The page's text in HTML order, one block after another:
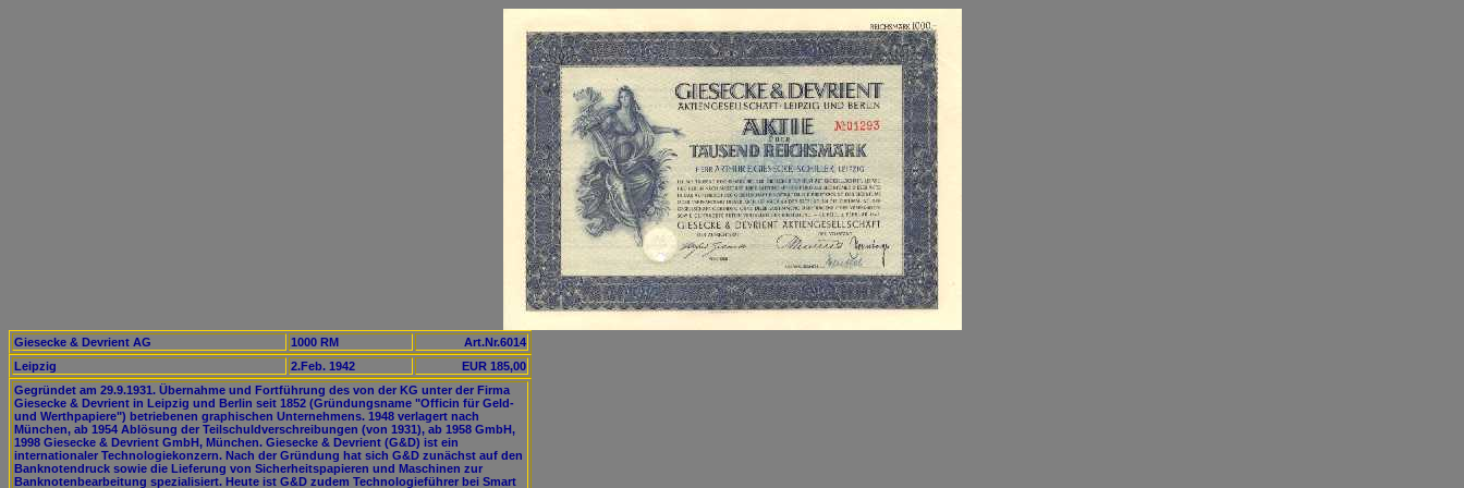
Giesecke & Devrient AG 1000 RM
Art.Nr.6014
Leipzig
2.Feb. 1942
EUR 185,00
Gegründet am 29.9.1931. Übernahme und Fortführung des von der KG unter der Firma
Giesecke & Devrient in Leipzig und Berlin seit 1852 (Gründungsname "Officin für Geld-
und Werthpapiere") betriebenen graphischen Unternehmens. 1948 verlagert nach
München, ab 1954 Ablösung der Teilschuldverschreibungen (von 1931), ab 1958 GmbH,
1998 Giesecke & Devrient GmbH, München. Giesecke & Devrient (G&D) ist ein
internationaler Technologiekonzern. Nach der Gründung hat sich G&D zunächst auf den
Banknotendruck sowie die Lieferung von Sicherheitspapieren und Maschinen zur
Banknotenbearbeitung spezialisiert. Heute ist G&D zudem Technologieführer bei Smart